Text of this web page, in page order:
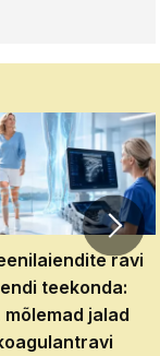
ravi
teekonda:
jalad